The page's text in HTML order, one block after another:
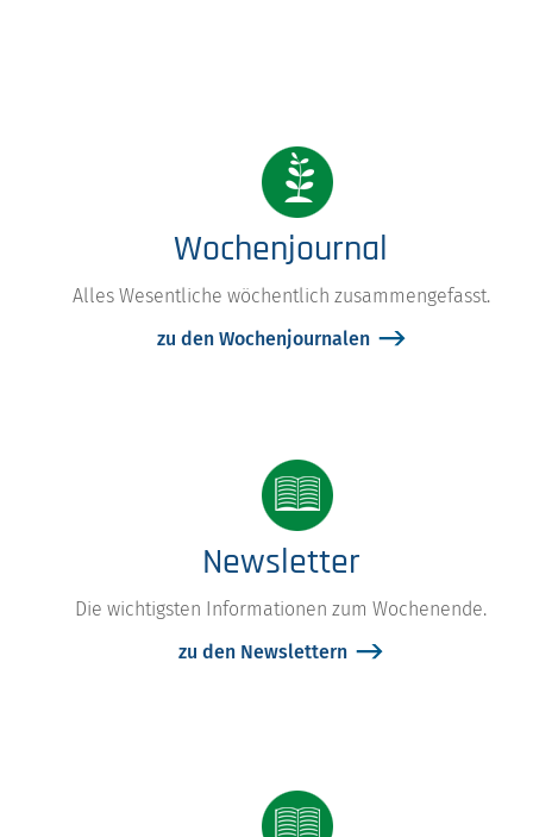
Wochenjournal
Alles Wesentliche wöchentlich zusammengefasst.
zu den Wochenjournalen
Newsletter
Die wichtigsten Informationen zum Wochenende.
zu den Newslettern